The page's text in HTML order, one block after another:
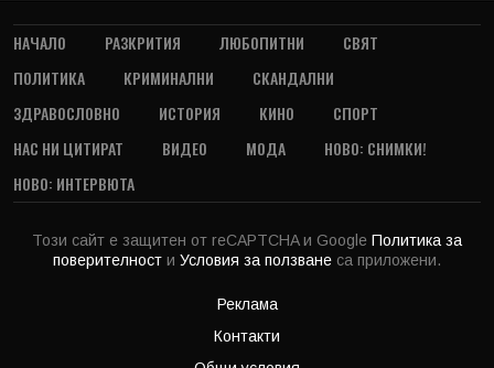
НАЧАЛО РАЗКРИТИЯ ЛЮБОПИТНИ
СВЯТ
ПОЛИТИКА
КРИМИНАЛНИ
СКАНДАЛНИ
ЗДРАВОСЛОВНО
ИСТОРИЯ КИНО
СПОРТ
НАС НИ ЦИТИРАТ
ВИДЕО МОДА
НОВО: СНИМКИ!
НОВО: ИНТЕРВЮТА
Този сайт е защитен от reCAPTCHA и Google Политика за
поверителност и Условия за ползване са приложени.
Реклама
Контакти